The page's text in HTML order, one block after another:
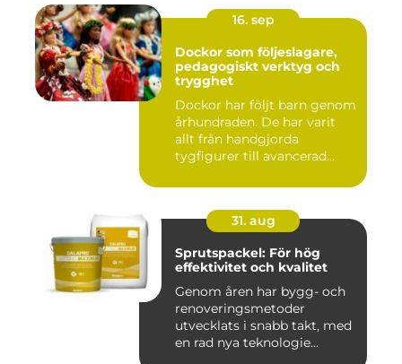
16. sep
Dockor som följeslagare,
pedagogiskt verktyg och
trygghet
Dockor har följt barn genom
århundraden. De har varit
allt från handgjorda
tygfigurer till avancerad...
31. aug
Sprutspackel: För hög
effektivitet och kvalitet
Genom åren har bygg- och
renoveringsmetoder
utvecklats i snabb takt, med
en rad nya teknologie...